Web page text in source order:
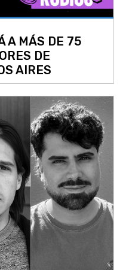
A MÁS DE 75
DE
AIRES